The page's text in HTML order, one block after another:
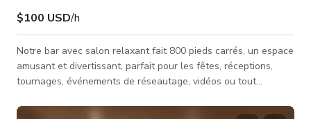
$100 USD/h
Notre bar avec salon relaxant fait 800 pieds carrés, un espace
amusant et divertissant, parfait pour les fêtes, réceptions,
tournages, événements de réseautage, vidéos ou tout
générale de l'espace comprend des places assises pour 45